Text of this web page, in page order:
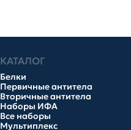
КАТАЛОГ
Белки
Первичные антитела
Вторичные антитела
Наборы ИФА
Все наборы
Мультиплекс